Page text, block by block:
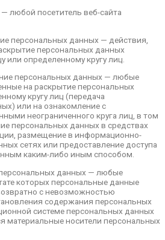
любой посетитель веб-сайта
персональных данных — действия,
персональных данных
или определенному кругу лиц.
персональных данных — любые
на раскрытие персональных
кругу лиц (передача
или на ознакомление с
неограниченного круга лиц, в том
персональных данных в средствах
размещение в информационно-
сетях или предоставление доступа
каким-либо иным способом.
данных — любые
которых персональные данные
с невозможностью
содержания персональных
системе персональных данных
материальные носители персональных
на раскрытие
неопределенному кругу
данных) или на
данными
лиц, в том числе
данных в
информации, размещение в
сетях
доступа к персональным
иным способом.
данных —
которых
уничтожаются
дальнейшего
персональных
системе
и/или уничтожаются
персональных данных.
конфиденциальности
составлена в